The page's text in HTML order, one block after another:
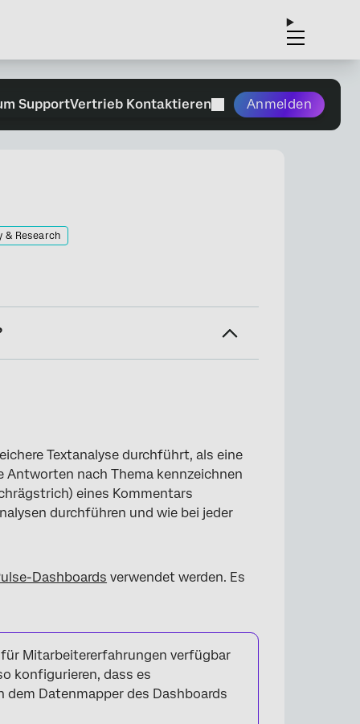
SupportVertrieb Kontaktieren Anmelden
& Research
Textanalyse durchführt, als eine
nach Thema kennzeichnen
eines Kommentars
durchführen und wie bei jeder
Dashboards verwendet werden. Es
Mitarbeitererfahrungen verfügbar
konfigurieren, dass es
Datenmapper des Dashboards